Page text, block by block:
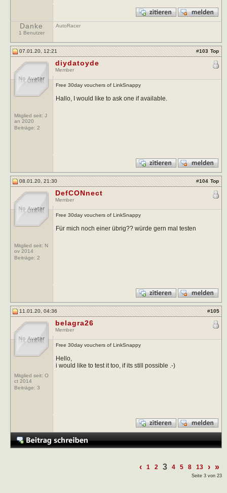
Danke
1 Benutzer
AutoRacer
07.01.20, 12:21 #103 Top
Mitglied seit: J
an 2020
Beiträge: 2
diydatoyde
Member
Free 30day vouchers of LinkSnappy
Hallo, I would like to ask one if available.
08.01.20, 21:30 #104 Top
Mitglied seit: N
ov 2014
Beiträge: 2
DefCONnect
Member
Free 30day vouchers of LinkSnappy
Für mich noch einer übrig?? würde gern mal testen
11.01.20, 04:36 #105
Mitglied seit: O
ct 2014
Beiträge: 3
belagra26
Member
Free 30day vouchers of LinkSnappy
Hello,
i would like to test it too, if its still possible .-)
‹ 1 2 3 4 5 8 13 › »
Seite 3 von 23